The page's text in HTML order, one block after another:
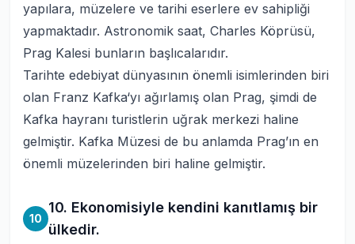
yapılara, müzelere ve tarihi eserlere ev sahipliği
yapmaktadır. Astronomik saat, Charles Köprüsü,
Prag Kalesi bunların başlıcalarıdır.
Tarihte edebiyat dünyasının önemli isimlerinden biri
olan Franz Kafka‘yı ağırlamış olan Prag, şimdi de
Kafka hayranı turistlerin uğrak merkezi haline
gelmiştir. Kafka Müzesi de bu anlamda Prag’ın en
önemli müzelerinden biri haline gelmiştir.
10
10. Ekonomisiyle kendini kanıtlamış bir
ülkedir.